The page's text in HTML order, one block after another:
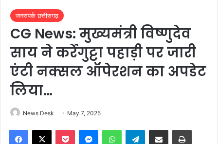
जनसंपर्क छत्तीसगढ़
CG News: मुख्यमंत्री विष्णुदेव
साय ने कर्रेगुट्टा पहाड़ी पर जारी
एंटी नक्सल ऑपेरशन का अपडेट
लिया…
News Desk May 7, 2025
Telegram